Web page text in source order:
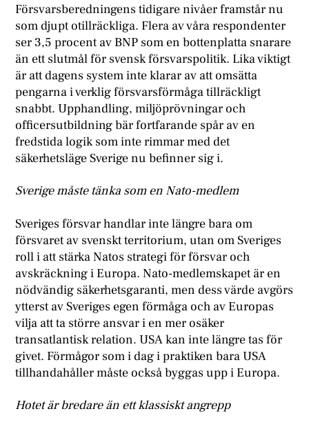
Försvarsberedningens tidigare nivåer framstår nu
som djupt otillräckliga. Flera av våra respondenter
ser 3,5 procent av BNP som en bottenplatta snarare
än ett slutmål för svensk försvarspolitik. Lika viktigt
är att dagens system inte klarar av att omsätta
pengarna i verklig försvarsförmåga tillräckligt
snabbt. Upphandling, miljöprövningar och
officersutbildning bär fortfarande spår av en
fredstida logik som inte rimmar med det
säkerhetsläge Sverige nu befinner sig i.
Sverige måste tänka som en Nato-medlem
Sveriges försvar handlar inte längre bara om
försvaret av svenskt territorium, utan om Sveriges
roll i att stärka Natos strategi för försvar och
avskräckning i Europa. Nato-medlemskapet är en
nödvändig säkerhetsgaranti, men dess värde avgörs
ytterst av Sveriges egen förmåga och av Europas
vilja att ta större ansvar i en mer osäker
transatlantisk relation. USA kan inte längre tas för
givet. Förmågor som i dag i praktiken bara USA
tillhandahåller måste också byggas upp i Europa.
Hotet är bredare än ett klassiskt angrepp